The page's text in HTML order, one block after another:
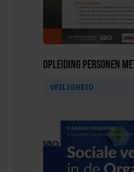
Opleiding Personen
VEILIGHEID